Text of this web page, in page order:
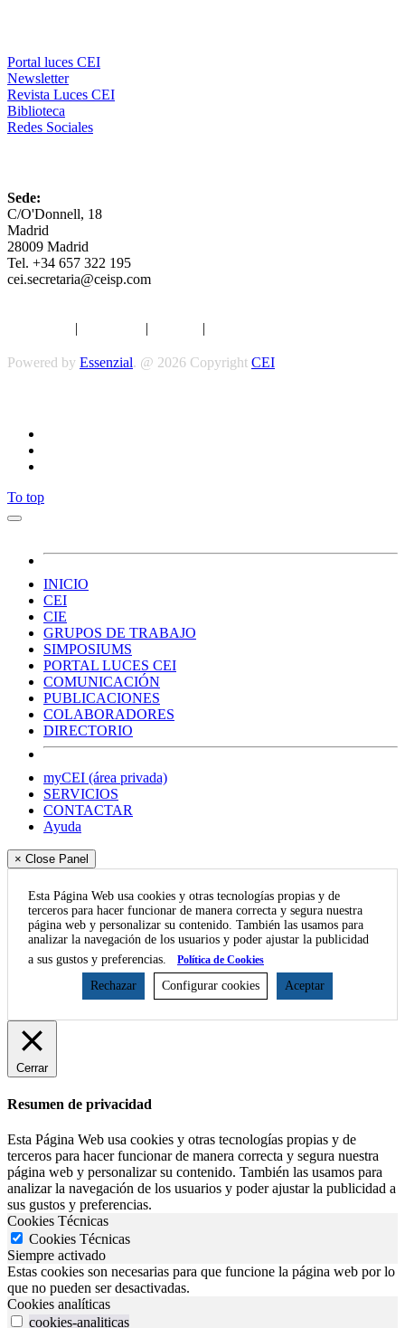
Portal luces CEI
Newsletter
Revista Luces CEI
Biblioteca
Redes Sociales
Sede:
C/O'Donnell, 18
Madrid
28009 Madrid
Tel. +34 657 322 195
cei.secretaria@ceisp.com
| | |
Powered by Essenzial. @ 2026 Copyright CEI
To top
INICIO
CEI
CIE
GRUPOS DE TRABAJO
SIMPOSIUMS
PORTAL LUCES CEI
COMUNICACIÓN
PUBLICACIONES
COLABORADORES
DIRECTORIO
myCEI (área privada)
SERVICIOS
CONTACTAR
Ayuda
× Close Panel
Esta Página Web usa cookies y otras tecnologías propias y de
terceros para hacer funcionar de manera correcta y segura nuestra
página web y personalizar su contenido. También las usamos para
analizar la navegación de los usuarios y poder ajustar la publicidad
a sus gustos y preferencias.
Política de Cookies
Rechazar Configurar cookies Aceptar
Cerrar
Resumen de privacidad
Esta Página Web usa cookies y otras tecnologías propias y de
terceros para hacer funcionar de manera correcta y segura nuestra
página web y personalizar su contenido. También las usamos para
analizar la navegación de los usuarios y poder ajustar la publicidad a
sus gustos y preferencias.
Cookies Técnicas
Cookies Técnicas
Siempre activado
Estas cookies son necesarias para que funcione la página web por lo
que no pueden ser desactivadas.
Cookies analíticas
cookies-analiticas